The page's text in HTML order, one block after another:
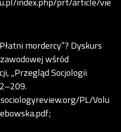
mordercy”? Dyskurs
wśród
„Przegląd Socjologii
PL/Volu